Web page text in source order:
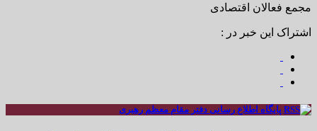
مجمع فعالان اقتصادی
اشتراک این خبر در :
پایگاه اطلاع رسانی دفتر مقام معظم رهبری